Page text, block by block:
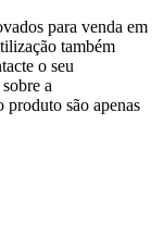
para venda em
também
o seu
a
são apenas